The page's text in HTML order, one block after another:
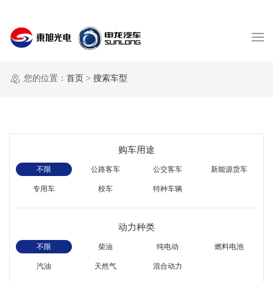
您的位置： 首页 > 搜索车型
购车用途
不限 公路客车 公交客车 新能源货车
专用车 校车 特种车辆
动力种类
不限 柴油 纯电动 燃料电池
汽油 天然气 混合动力